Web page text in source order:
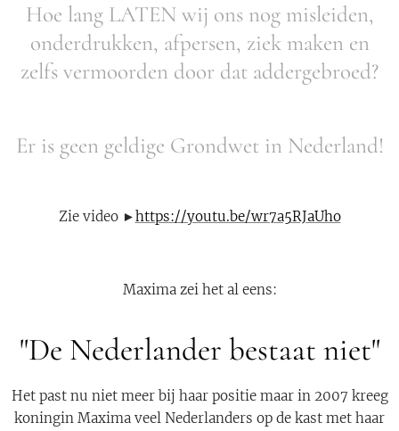
Hoe lang LATEN wij ons nog misleiden,
onderdrukken, afpersen, ziek maken en
zelfs vermoorden door dat addergebroed?
Er is geen geldige Grondwet in Nederland!
Zie video ►https://youtu.be/wr7a5RJaUho
Maxima zei het al eens:
"De Nederlander bestaat niet"
Het past nu niet meer bij haar positie maar in 2007 kreeg
koningin Maxima veel Nederlanders op de kast met haar